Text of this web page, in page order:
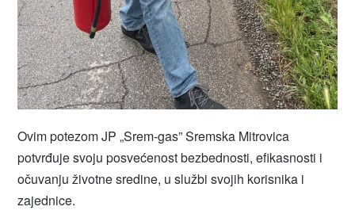
Ovim potezom JP „Srem-gas” Sremska Mitrovica
potvrđuje svoju posvećenost bezbednosti, efikasnosti i
očuvanju životne sredine, u službi svojih korisnika i
zajednice.